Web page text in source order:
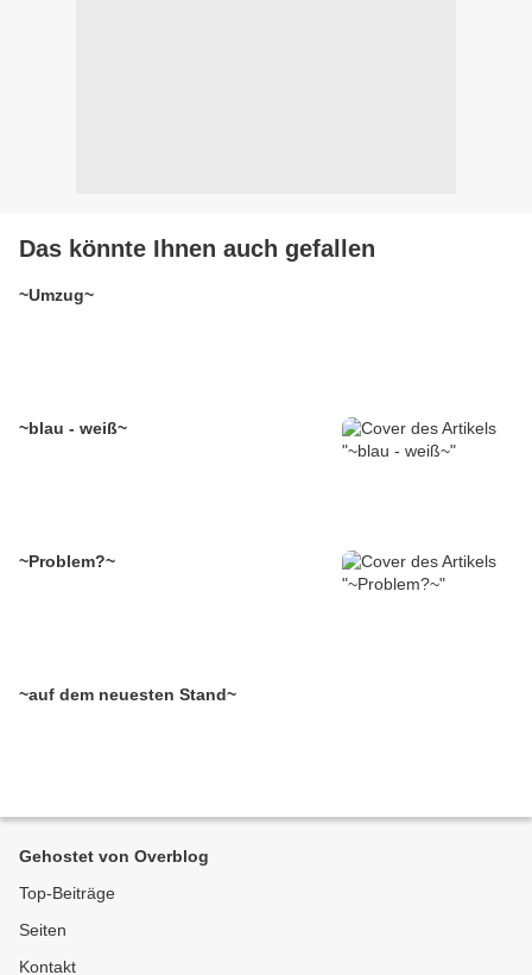
Das könnte Ihnen auch gefallen
~Umzug~
~blau - weiß~
~Problem?~
~auf dem neuesten Stand~
Gehostet von Overblog
Top-Beiträge
Seiten
Kontakt